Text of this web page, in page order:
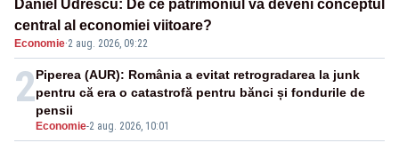
Daniel Udrescu: De ce patrimoniul va deveni conceptul
central al economiei viitoare?
Economie·2 aug. 2026, 09:22
2
Economie-2 aug. 2026, 10:01
Piperea (AUR): România a evitat retrogradarea la junk
pentru că era o catastrofă pentru bănci și fondurile de
pensii